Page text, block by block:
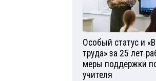
Особый статус и
труда» за 25 лет
меры поддержки
учителя